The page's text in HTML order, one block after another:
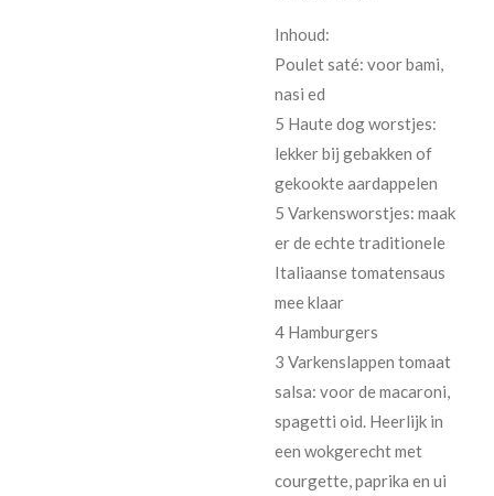
Inhoud:
Poulet saté: voor bami,
nasi ed
5 Haute dog worstjes:
lekker bij gebakken of
gekookte aardappelen
5 Varkensworstjes: maak
er de echte traditionele
Italiaanse tomatensaus
mee klaar
4 Hamburgers
3 Varkenslappen tomaat
salsa: voor de macaroni,
spagetti oid. Heerlijk in
een wokgerecht met
courgette, paprika en ui